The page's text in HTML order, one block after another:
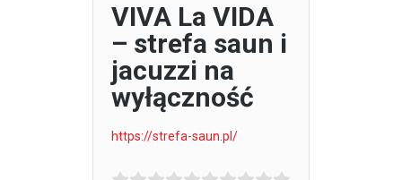
VIVA La VIDA
– strefa saun i
jacuzzi na
wyłączność
https://strefa-saun.pl/